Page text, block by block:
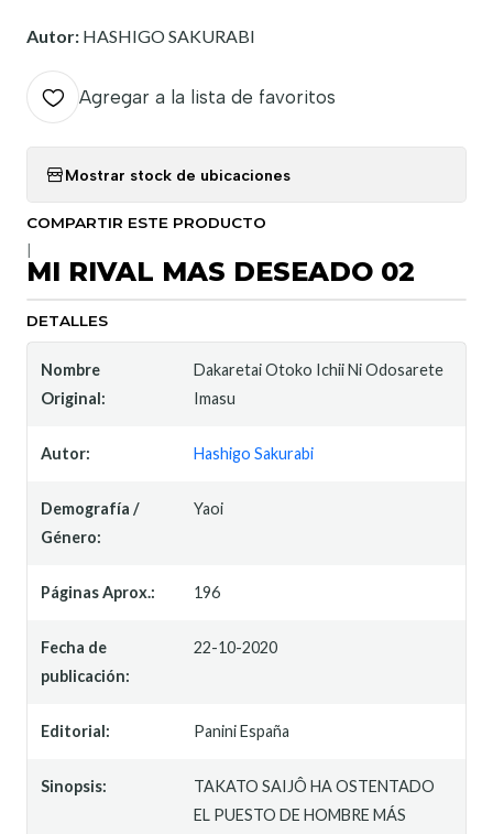
Autor: HASHIGO SAKURABI
Agregar a la lista de favoritos
Mostrar stock de ubicaciones
COMPARTIR ESTE PRODUCTO
MI RIVAL MAS DESEADO 02
DETALLES
Nombre
Original:
Dakaretai Otoko Ichii Ni Odosarete
Imasu
Autor: Hashigo Sakurabi
Demografía /
Género:
Yaoi
Páginas Aprox.: 196
Fecha de
publicación:
22-10-2020
Editorial: Panini España
Sinopsis:
TAKATO SAIJÔ HA OSTENTADO
EL PUESTO DE HOMBRE MÁS